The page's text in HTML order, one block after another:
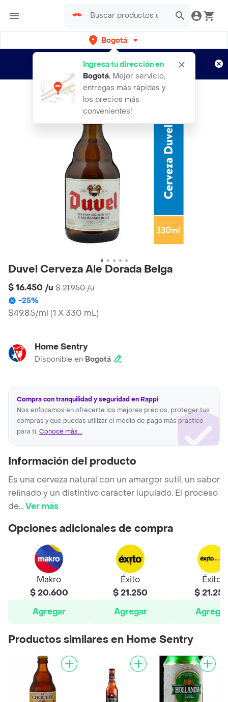
Bogotá
Ingresa tu dirección en
Bogotá. Mejor servicio,
entregas más rápidas y
los precios más
convenientes!
envíos gratis por semanas
Aplican TyC
Duvel Cerveza Ale Dorada Belga
$ 16.450 /u $ 21.950/u
-25%
$49.85/ml (1 X 330 mL)
Home Sentry
Disponible en Bogotá
Compra con tranquilidad y seguridad en Rappi
Nos enfocamos en ofrecerte los mejores precios, proteger tus
compras y que puedas utilizar el medio de pago más practico
para ti. Conoce más...
Información del producto
Es una cerveza natural con un amargor sutil, un sabor
reﬁnado y un distintivo carácter lupulado. El proceso
de...Ver más
Opciones adicionales de compra
Makro
$ 20.600
Agregar
Éxito
$ 21.250
Agregar
Éxito
$
Agregar
Productos similares en Home Sentry